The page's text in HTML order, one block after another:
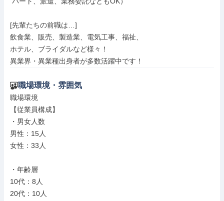
[先輩たちの前職は…]
飲食業、販売、製造業、電気工事、福祉、
ホテル、ブライダルなど様々！
異業界・異業種出身者が多数活躍中です！
職場環境・雰囲気
職場環境
【従業員構成】
・男女人数
男性：15人
女性：33人
・年齢層
10代：8人
20代：10人